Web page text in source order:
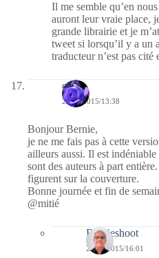
Il me semble qu’en
auront leur vraie place,
grande librairie et je
tweet si lorsqu’il y a un
traducteur n’est pas
covix
23/10/2015/13:38
Bonjour Bernie,
je ne me fais pas à cette
ailleurs aussi. Il est
sont des auteurs à part
figurent sur la couverture.
Bonne journée et fin de
@mitié
Bernieshoot
23/10/2015/16:01